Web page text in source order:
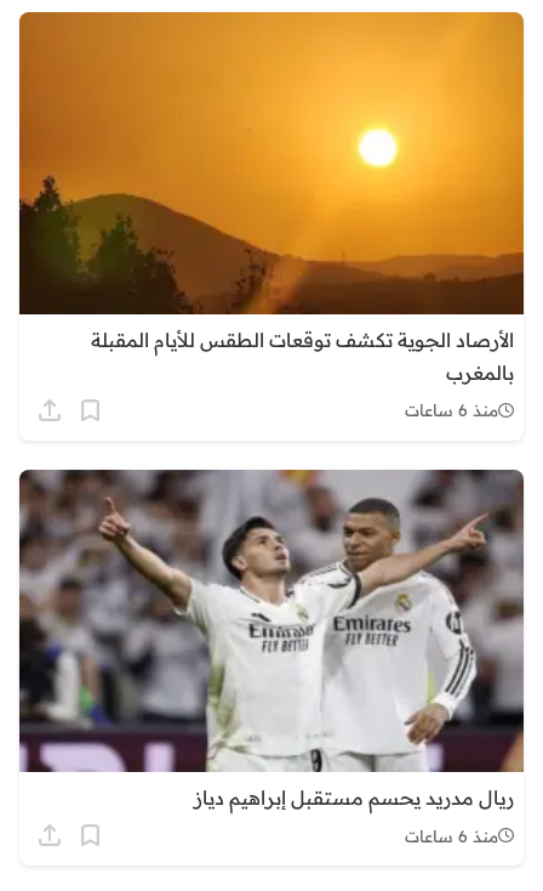
الأرصاد الجوية تكشف توقعات الطقس للأيام المقبلة
بالمغرب
منذ 6 ساعات
ريال مدريد يحسم مستقبل إبراهيم دياز
منذ 6 ساعات